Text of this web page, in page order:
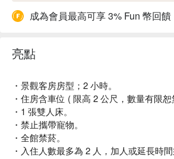
成為會員最高可享 3% Fun 幣回饋
亮點
・景觀客房房型；2 小時。
・住房含車位 ( 限高 2 公尺，數量有限恕
・1 張雙人床。
・禁止攜帶寵物。
・全館禁菸。
・入住人數最多為 2 人，加人或延長時間